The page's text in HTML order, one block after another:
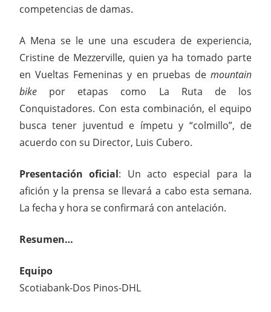
competencias de damas.
A Mena se le une una escudera de experiencia,
Cristine de Mezzerville, quien ya ha tomado parte
en Vueltas Femeninas y en pruebas de mountain
bike por etapas como La Ruta de los
Conquistadores. Con esta combinación, el equipo
busca tener juventud e ímpetu y “colmillo”, de
acuerdo con su Director, Luis Cubero.
Presentación oficial: Un acto especial para la
afición y la prensa se llevará a cabo esta semana.
La fecha y hora se confirmará con antelación.
Resumen…
Equipo
Scotiabank-Dos Pinos-DHL